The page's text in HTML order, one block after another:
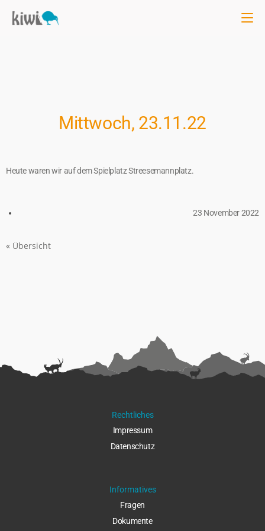
Mittwoch, 23.11.22
Heute waren wir auf dem Spielplatz Streesemannplatz.
23 November 2022
« Übersicht
Rechtliches
Impressum
Datenschutz
Informatives
Fragen
Dokumente